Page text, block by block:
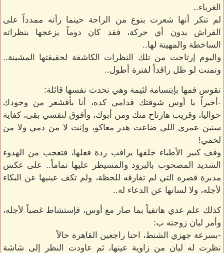
الغرباء..
لم تنكر أنها شعرت بنوع من الراحة حينما رأته ممدداً على
الفراش بدون أي حركة، فقد كان دوماً يزعجها بنظراته
الساخطة والمهينة لها..
واليوم إرتاحت من تلك النظرات الكاشفة لحقيقتها المشينة..
وتمنت لو ظل راقداً لفترة أطول..
تقوس فمها بإبتسامة لئيمة وهي تحدث نفسها قائلة:
-أخيراً يا أوس شوفتك قدامي كده، أنا بأقشعر من وجودك
حواليا، وقريب هارتاح منك ومن أبوك، وأفوق لنفسي بقى، كفاية
سنين عمري اللي ضاعت هدر معاكو، وإنت لا من دمي ولا من
لحمي!
وقف كبير الأطباء خلفها يراقب ردة فعلها، فتعجب من الهدوء
الشديد المصحوب بالبرود والمسيطر عليها تماماً.. على عكس
مدبرة قصره التي لم تفارقه للحظة، ولم تكف عينيها عن البكاء
لأجله، ولا لسانها عن الدعاء له..
كذلك علم عدي هاتفياً بما صار مع أوس، فإستشاط غضباً لأجله،
وأمر ليان زوجته ب:
-بسرعة جهزي الشنط، احنا راجعين القاهرة حالاً
نظرت له ليان من زاوية عينها، ثم عاودت النظر إلى شاشة